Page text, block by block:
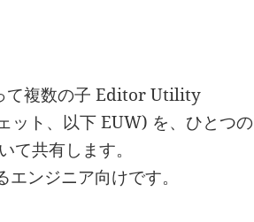
て複数の子 Editor Utility
ット、以下 EUW) を、ひとつの
て共有します。
ンジニア向けです。